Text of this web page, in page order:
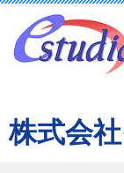
株式会